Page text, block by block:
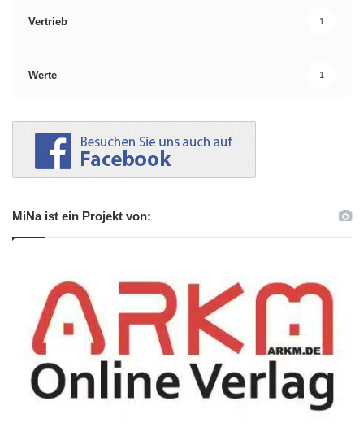
Vertrieb 1
Werte 1
MiNa ist ein Projekt von: